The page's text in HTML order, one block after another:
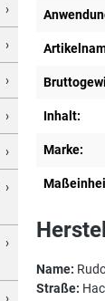
Inhalt:
Marke:
Name:
Straße: